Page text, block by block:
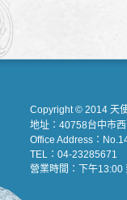
Copyright © 2014 天
地址：40758台中市
Office Address：
TEL：04-23285671
營業時間：下午13:00